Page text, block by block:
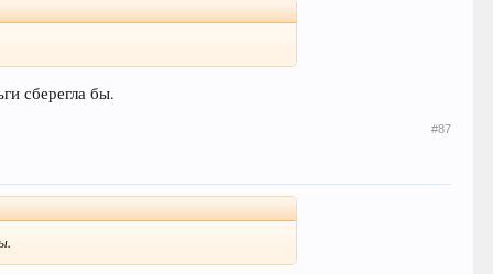
сберегла бы.
#87